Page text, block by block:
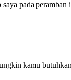
pada
kamu